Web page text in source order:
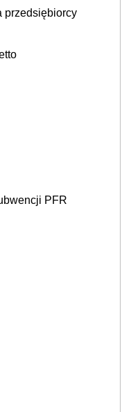
przedsiębiorcy
PFR